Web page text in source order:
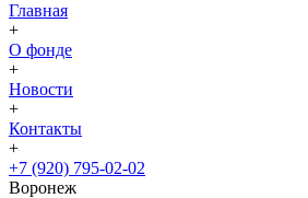
Главная
+
О фонде
+
Новости
+
Контакты
+
+7 (920) 795-02-02
Воронеж